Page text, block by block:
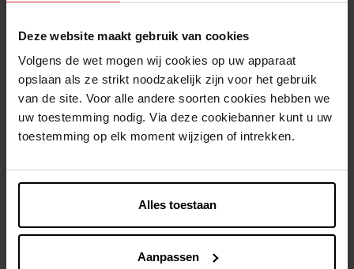
Deze website maakt gebruik van cookies
Volgens de wet mogen wij cookies op uw apparaat
opslaan als ze strikt noodzakelijk zijn voor het gebruik
van de site. Voor alle andere soorten cookies hebben we
uw toestemming nodig. Via deze cookiebanner kunt u uw
toestemming op elk moment wijzigen of intrekken.
Alles toestaan
Aanpassen
Gratis retour in je winkelpunt
Verzending binnen 24u